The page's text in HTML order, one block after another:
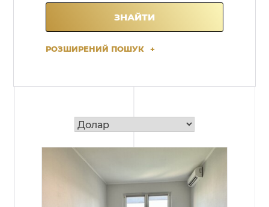
РОЗШИРЕНИЙ ПОШУК +